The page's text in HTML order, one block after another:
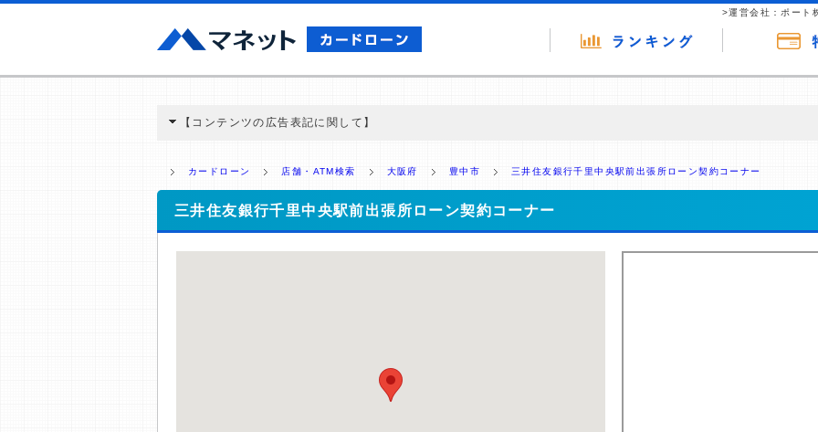
>運営会社：ポート
【コンテンツの広告表記に関して】
ミ収集などに基づき、公平性を担保した情報提供を行っています。
>提携企業一覧
カードローン 店舗・ATM検索 大阪府 豊中市 三井住友銀行千里中央駅前出張所ローン契約コーナー
三井住友銀行千里中央駅前出張所ローン契約コーナー